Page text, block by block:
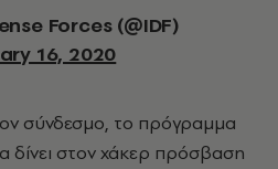
Forces (@IDF)
16, 2020
σύνδεσμο, το πρόγραμμα
δίνει στον χάκερ πρόσβαση